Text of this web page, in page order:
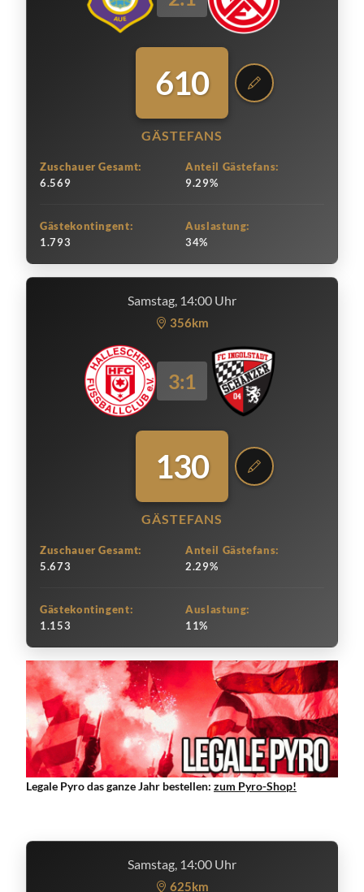
610
GÄSTEFANS
Zuschauer Gesamt:
6.569
Anteil Gästefans:
9.29%
Gästekontingent:
1.793
Auslastung:
34%
Samstag, 14:00 Uhr
356km
3:1
130
GÄSTEFANS
Zuschauer Gesamt:
5.673
Anteil Gästefans:
2.29%
Gästekontingent:
1.153
Auslastung:
11%
Legale Pyro das ganze Jahr bestellen: zum Pyro-Shop!
Samstag, 14:00 Uhr
625km